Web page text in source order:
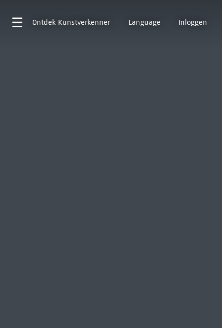
Ontdek Kunstverkenner Language Inloggen